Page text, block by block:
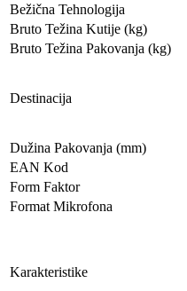
Bežična Tehnologija
Bruto Težina Kutije (kg)
Bruto Težina Pakovanja (kg)
Destinacija
Dužina Pakovanja (mm)
EAN Kod
Form Faktor
Format Mikrofona
Karakteristike